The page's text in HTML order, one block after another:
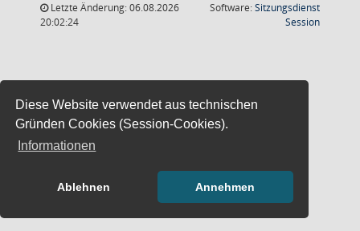
Diese Website verwendet aus technischen
Gründen Cookies (Session-Cookies).
Informationen
Ablehnen Annehmen
Letzte Änderung: 06.08.2026
20:02:24
Software:Sitzungsdienst
Session(Wird in